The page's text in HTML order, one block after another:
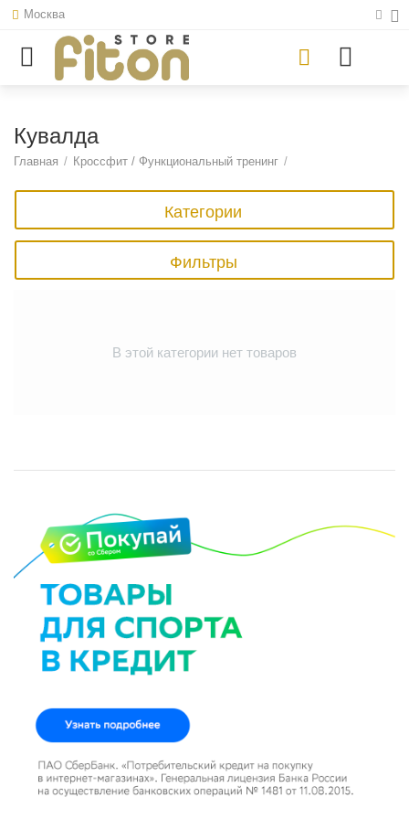
Москва
Кувалда
Главная / Кроссфит / Функциональный тренинг /
Категории
Фильтры
В этой категории нет товаров